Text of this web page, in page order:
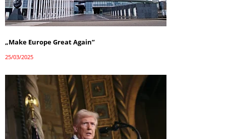
„Make Europe Great Again”
25/03/2025